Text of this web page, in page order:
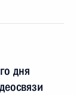
дня